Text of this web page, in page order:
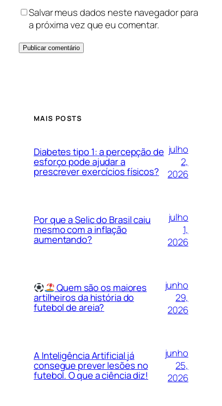
Salvar meus dados neste navegador para
a próxima vez que eu comentar.
MAIS POSTS
Diabetes tipo 1: a percepção de
esforço pode ajudar a
prescrever exercícios físicos?
julho
2,
2026
Por que a Selic do Brasil caiu
mesmo com a inflação
aumentando?
julho
1,
2026
Quem são os maiores
artilheiros da história do
futebol de areia?
junho
29,
2026
A Inteligência Artificial já
consegue prever lesões no
futebol. O que a ciência diz!
junho
25,
2026